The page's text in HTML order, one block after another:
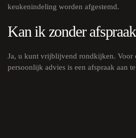
keukenindeling worden afgestemd.
Kan ik zonder
Ja, u kunt vrijblijvend rondkijken. Voor
persoonlijk advies is een afspraak aan